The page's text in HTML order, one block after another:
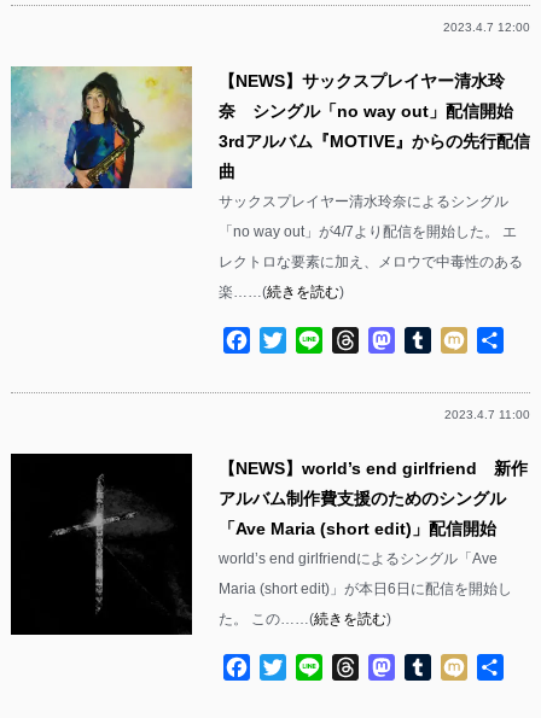
2023.4.7 12:00
【NEWS】サックスプレイヤー清水玲
奈 シングル「no way out」配信開始
3rdアルバム『MOTIVE』からの先行配信
曲
サックスプレイヤー清水玲奈によるシングル
「no way out」が4/7より配信を開始した。 エ
レクトロな要素に加え、メロウで中毒性のある
楽……(続きを読む)
Facebook
TwitterLine ThreadsMastodon
Tumblr
Mixi
2023.4.7 11:00
【NEWS】world’s end girlfriend 新作
アルバム制作費支援のためのシングル
「Ave Maria (short edit)」配信開始
world’s end girlfriendによるシングル「Ave
Maria (short edit)」が本日6日に配信を開始し
た。 この……(続きを読む)
Facebook
TwitterLine ThreadsMastodon
Tumblr
Mixi